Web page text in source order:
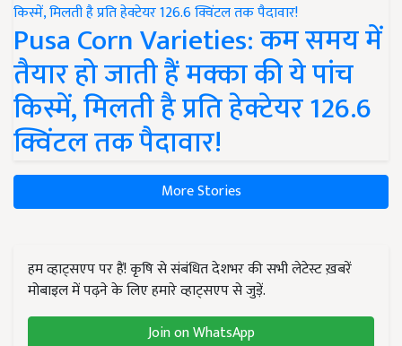
Pusa Corn Varieties: कम समय में
तैयार हो जाती हैं मक्का की ये पांच
किस्में, मिलती है प्रति हेक्टेयर 126.6
क्विंटल तक पैदावार!
More Stories
हम व्हाट्सएप पर हैं! कृषि से संबंधित देशभर की सभी लेटेस्ट ख़बरें
मोबाइल में पढ़ने के लिए हमारे व्हाट्सएप से जुड़ें.
Join on WhatsApp